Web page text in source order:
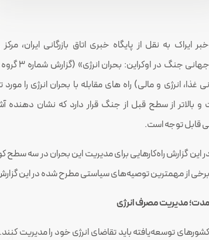
ایراک به نقل از پایگاه خبری اتاق بازرگانی ایران،
غذا، انرژی و مالی) راه های مقابله با بحران انرژی را
بالاتر از سطح قبل از جنگ قرار دارد که نشان دهنده
قابل توجه است.
این گزارش راه‌کارهایی برای مدیریت این بحران در سه
از مهمترین توصیه‌­های سیاستی مطرح شده در این
مدت؛ مدیریت مصرف انرژی
توسعه‌یافته باید تقاضای انرژی خود را مدیریت